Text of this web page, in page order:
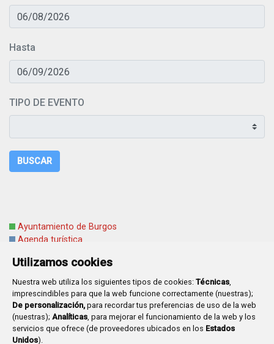
Utilizamos cookies
Nuestra web utiliza los siguientes tipos de cookies: Técnicas,
imprescindibles para que la web funcione correctamente (nuestras);
De personalización, para recordar tus preferencias de uso de la web
(nuestras); Analíticas, para mejorar el funcionamiento de la web y los
servicios que ofrece (de proveedores ubicados en los Estados
Unidos).
Hasta
TIPO DE EVENTO
BUSCAR
Ayuntamiento de Burgos
Agenda turística
Plaza Mayor 1- 09071BURGOS
947 288 800 CIF:P-0906100-C